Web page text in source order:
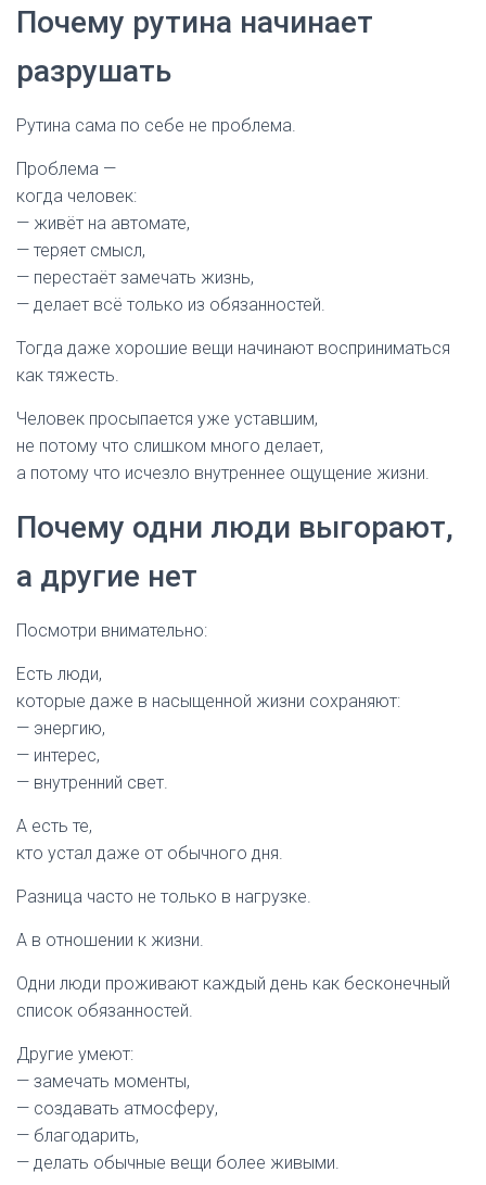
Почему рутина начинает
разрушать
Рутина сама по себе не проблема.
Проблема —
когда человек:
— живёт на автомате,
— теряет смысл,
— перестаёт замечать жизнь,
— делает всё только из обязанностей.
Тогда даже хорошие вещи начинают восприниматься
как тяжесть.
Человек просыпается уже уставшим,
не потому что слишком много делает,
а потому что исчезло внутреннее ощущение жизни.
Почему одни люди выгорают,
а другие нет
Посмотри внимательно:
Есть люди,
которые даже в насыщенной жизни сохраняют:
— энергию,
— интерес,
— внутренний свет.
А есть те,
кто устал даже от обычного дня.
Разница часто не только в нагрузке.
А в отношении к жизни.
Одни люди проживают каждый день как бесконечный
список обязанностей.
Другие умеют:
— замечать моменты,
— создавать атмосферу,
— благодарить,
— делать обычные вещи более живыми.